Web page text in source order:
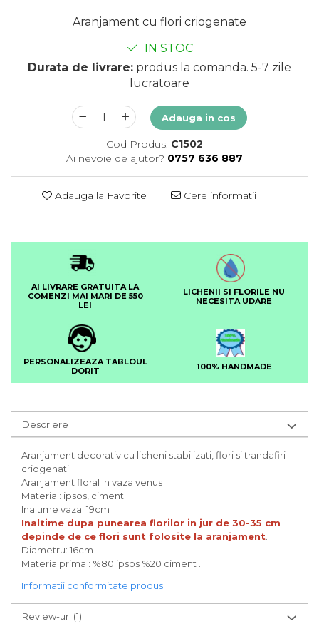
Aranjament cu flori criogenate
IN STOC
Durata de livrare: produs la comanda. 5-7 zile
lucratoare
Adauga in cos
Cod Produs: C1502
Ai nevoie de ajutor? 0757 636 887
Adauga la Favorite Cere informatii
AI LIVRARE GRATUITA LA
COMENZI MAI MARI DE 550
LEI
LICHENII SI FLORILE NU
NECESITA UDARE
PERSONALIZEAZA TABLOUL
DORIT
100% HANDMADE
Descriere
Aranjament decorativ cu licheni stabilizati, flori si trandafiri
criogenati
Aranjament floral in vaza venus
Material: ipsos, ciment
Inaltime vaza: 19cm
Inaltime dupa punearea florilor in jur de 30-35 cm
depinde de ce flori sunt folosite la aranjament.
Diametru: 16cm
Materia prima : %80 ipsos %20 ciment .
Informatii conformitate produs
Review-uri (1)